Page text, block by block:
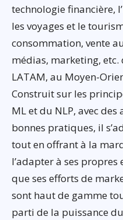
technologie financière,
les voyages et le
consommation, vente
médias, marketing, etc.
LATAM, au Moyen-
Construit sur les
ML et du NLP, avec des
bonnes pratiques, il
tout en offrant à la
l’adapter à ses
que ses efforts de
sont haut de gamme
parti de la puissance